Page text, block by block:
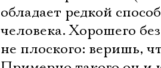
обладает редкой
человека. Хорошего
не плоского: веришь,